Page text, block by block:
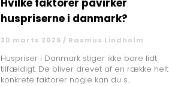
Hvilke faktorer påvirker
huspriserne i danmark?
30 marts 2026 / Rasmus Lindholm
Huspriser i Danmark stiger ikke bare lidt
tilfældigt. De bliver drevet af en række helt
konkrete faktorer nogle kan du s...